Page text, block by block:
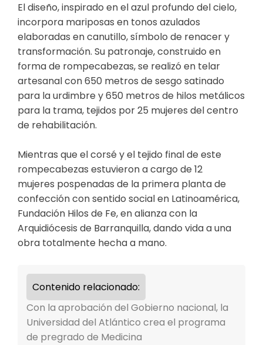
El diseño, inspirado en el azul profundo del cielo,
incorpora mariposas en tonos azulados
elaboradas en canutillo, símbolo de renacer y
transformación. Su patronaje, construido en
forma de rompecabezas, se realizó en telar
artesanal con 650 metros de sesgo satinado
para la urdimbre y 650 metros de hilos metálicos
para la trama, tejidos por 25 mujeres del centro
de rehabilitación.
Mientras que el corsé y el tejido final de este
rompecabezas estuvieron a cargo de 12
mujeres pospenadas de la primera planta de
confección con sentido social en Latinoamérica,
Fundación Hilos de Fe, en alianza con la
Arquidiócesis de Barranquilla, dando vida a una
obra totalmente hecha a mano.
Contenido relacionado:
Con la aprobación del Gobierno nacional, la
Universidad del Atlántico crea el programa
de pregrado de Medicina